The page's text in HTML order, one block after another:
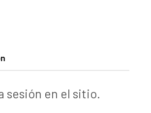
sesión en el sitio.